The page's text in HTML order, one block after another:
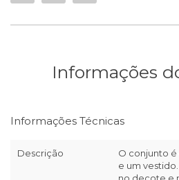
Informações
Informações Técnicas
Descrição
O conjunto
e um
no decote e